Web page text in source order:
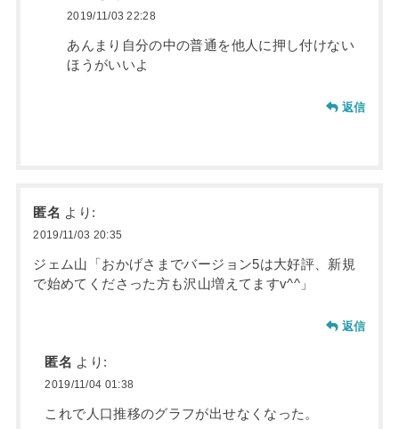
2019/11/03 22:28
あんまり自分の中の普通を他人に押し付けない
ほうがいいよ
返信
匿名 より:
2019/11/03 20:35
ジェム山「おかげさまでバージョン5は大好評、新規
で始めてくださった方も沢山増えてますv^^」
返信
匿名 より:
2019/11/04 01:38
これで人口推移のグラフが出せなくなった。